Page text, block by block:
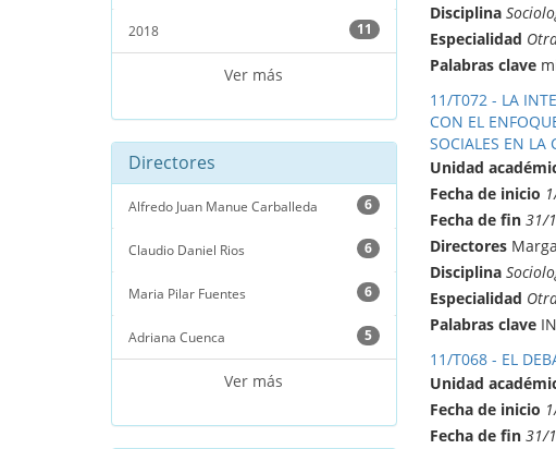
2018 11
Ver más
Directores
Alfredo Juan Manue Carballeda 6
Claudio Daniel Rios 6
Maria Pilar Fuentes 6
Adriana Cuenca 5
Ver más
Disciplina
Especialidad
Palabras clave
11/T072 - LA
CON EL
SOCIALES EN LA
Unidad
Fecha de inicio
Fecha de fin 31/
Directores
Disciplina
Especialidad
Palabras clave
11/T068 - EL
Unidad
Fecha de inicio
Fecha de fin 31/